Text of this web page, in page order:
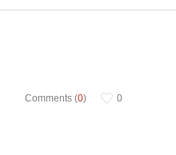
Comments (0) 0